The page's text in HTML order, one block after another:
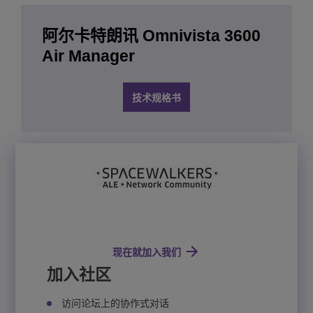
阿尔卡特朗讯 Omnivista 3600
Air Manager
技术规格书
现在就加入我们
加入社区
访问论坛上的协作式对话